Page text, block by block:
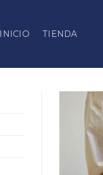
INICIO TIENDA